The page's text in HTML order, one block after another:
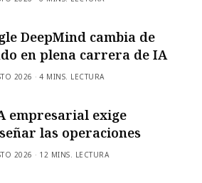
DeepMind cambia de
en plena carrera de IA
2026 4 MINS. LECTURA
empresarial exige
las operaciones
2026 12 MINS. LECTURA